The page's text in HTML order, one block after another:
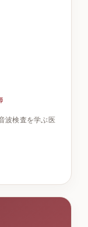
波検査を学ぶ医